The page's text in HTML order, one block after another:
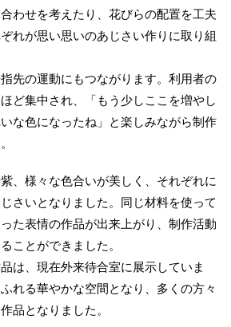
わせを考えたり、花びらの配置を工夫
れが思い思いのあじさい作りに取り組
先の運動にもつながります。利用者の
ど集中され、「もう少しここを増やし
な色になったね」と楽しみながら制作
、様々な色合いが美しく、それぞれに
さいとなりました。同じ材料を使って
た表情の作品が出来上がり、制作活動
ことができました。
は、現在外来待合室に展示していま
れる華やかな空間となり、多くの方々
品となりました。